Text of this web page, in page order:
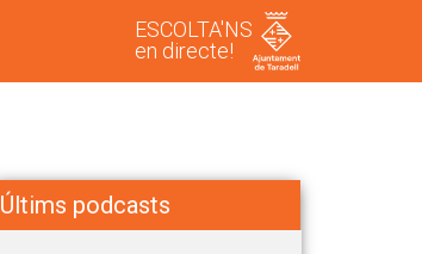
ESCOLTA'NS
en directe!
Últims podcasts